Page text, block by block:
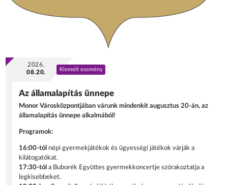
2026.
08.20.
Kiemelt esemény
Az államalapítás ünnepe
Monor Városközpontjában várunk mindenkit augusztus 20-án, az
államalapítás ünnepe alkalmából!
Programok:
16:00-tól népi gyermekjátékok és ügyességi játékok várják a
kilátogatókat.
17:30-tól a Buborék Együttes gyermekkoncertje szórakoztatja a
legkisebbeket.